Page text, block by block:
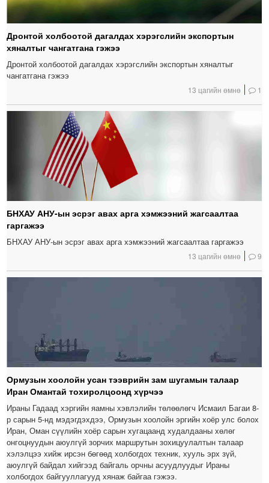
Дронтой холбоотой дагалдах хэрэгслийн экспортын
хяналтыг чангатгана гэжээ
Дронтой холбоотой дагалдах хэрэгслийн экспортын хяналтыг
чангатгана гэжээ
13 цагийн өмнө 1
БНХАУ АНУ-ын эсрэг авах арга хэмжээний жагсаалтаа
гаргажээ
БНХАУ АНУ-ын эсрэг авах арга хэмжээний жагсаалтаа гаргажээ
13 цагийн өмнө 9
Ормузын хоолойн усан тээврийн зам шугамын талаар
Иран Омантай тохиролцоонд хүрчээ
Ираны Гадаад хэргийн яамны хэвлэлийн төлөөлөгч Исмаил Багаи 8-
р сарын 5-нд мэдэгдэхдээ, Ормузын хоолойн эргийн хоёр улс болох
Иран, Оман сүүлийн хоёр сарын хугацаанд худалдааны хөлөг
онгоцнуудын аюулгүй зорчих маршрутын зохицуулалтын талаар
хэлэлцээ хийж ирсэн бөгөөд холбогдох техник, хууль эрх зүй,
аюулгүй байдал хийгээд байгаль орчны асуудлуудыг Ираны
холбогдох байгууллагууд хянаж байгаа гэжээ.